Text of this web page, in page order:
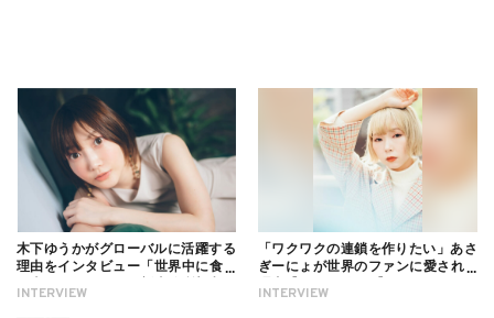
INTERVIEW
木下ゆうかがグローバルに活躍する
理由をインタビュー「世界中に食べ
ついても
INTERVIEW
「ワクワクの連鎖を作りたい」あさ
ぎーにょが世界のファンに愛される